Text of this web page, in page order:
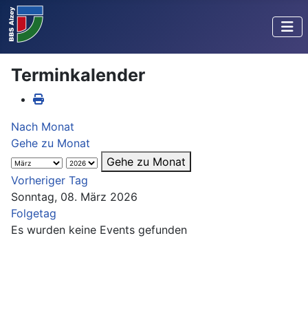
Terminkalender
Nach Monat
Gehe zu Monat
Gehe zu Monat
Vorheriger Tag
Sonntag, 08. März 2026
Folgetag
Es wurden keine Events gefunden